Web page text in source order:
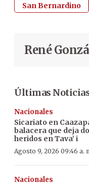
San Bernardino
René
Últimas
Nacionales
Sicariato en
balacera que deja
heridos en Tava’ i
Agosto 9, 2026 09:46 a.
Nacionales